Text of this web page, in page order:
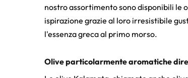
nostro assortimento sono disponibili le
ispirazione grazie al loro irresistibile
l'essenza greca al primo morso.
Olive particolarmente aromatiche